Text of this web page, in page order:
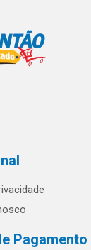
Pagamento